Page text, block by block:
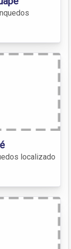
localizado